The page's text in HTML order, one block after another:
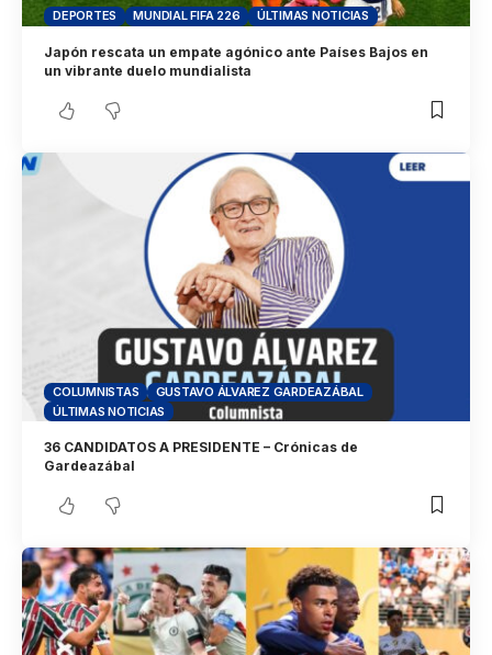
DEPORTES MUNDIAL FIFA 226 ÚLTIMAS NOTICIAS
Japón rescata un empate agónico ante Países Bajos en
un vibrante duelo mundialista
COLUMNISTAS
GUSTAVO ÁLVAREZ GARDEAZÁBAL
ÚLTIMAS NOTICIAS
36 CANDIDATOS A PRESIDENTE – Crónicas de
Gardeazábal